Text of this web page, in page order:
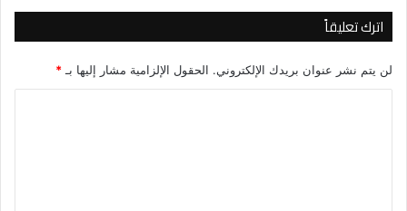
اترك تعليقاً
لن يتم نشر عنوان بريدك الإلكتروني. الحقول الإلزامية مشار إليها بـ*